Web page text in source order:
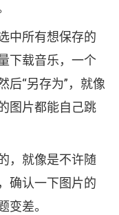
中所有想保存的
下载音乐，一个
后“另存为”，就像
图片都能自己跳
，就像是不许随
确认一下图片的
变差。